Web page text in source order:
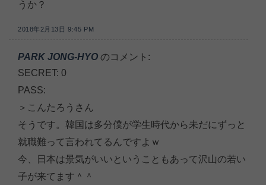
うか？
2018年2月13日 9:45 PM
PARK JONG-HYO のコメント:
SECRET: 0
PASS:
＞こんたろうさん
そうです。韓国は多分僕が学生時代から未だにずっと
就職難って言われてるんですよｗ
今、日本は景気がいいということもあって沢山の若い
子が来てます＾＾